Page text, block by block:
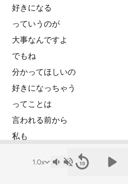
好きになる
っていうのが
大事なんですよ
でもね
分かってほしいの
好きになっちゃう
ってことは
言われる前から
私も
あんたのことが